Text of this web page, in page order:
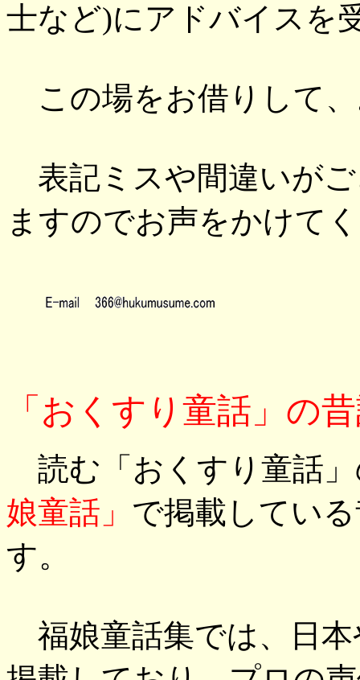
士など)にアドバイスを
この場をお借りして
表記ミスや間違いが
ますのでお声をかけて
「おくすり童話」の
読む「おくすり童話
娘童話」 で掲載してい
す。
福娘童話集では、日本